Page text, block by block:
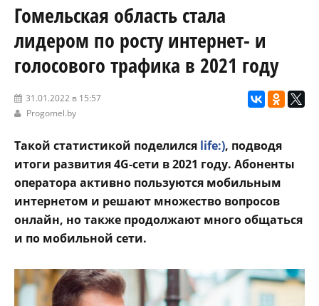
Гомельская область стала
лидером по росту интернет- и
голосового трафика в 2021 году
31.01.2022 в 15:57
Progomel.by
Такой статистикой поделился life:), подводя
итоги развития 4G-сети в 2021 году. Абоненты
оператора активно пользуются мобильным
интернетом и решают множество вопросов
онлайн, но также продолжают много общаться
и по мобильной сети.